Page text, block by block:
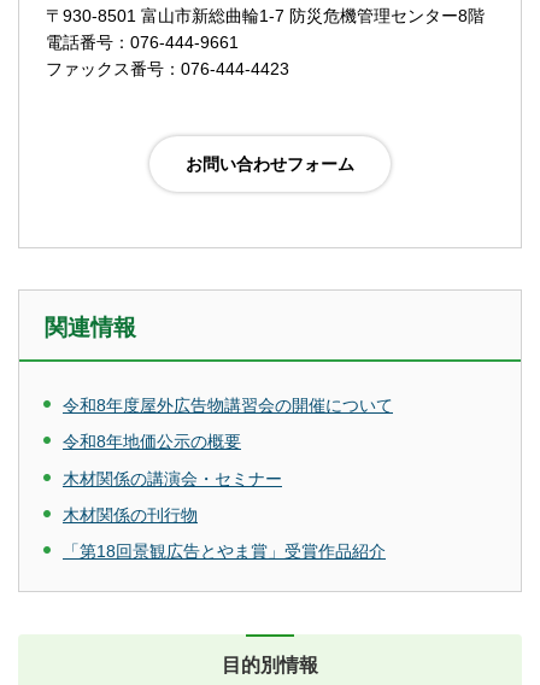
〒930-8501 富山市新総曲輪1-7 防災危機管理センター8階
電話番号：076-444-9661
ファックス番号：076-444-4423
関連情報
令和8年度屋外広告物講習会の開催について
令和8年地価公示の概要
木材関係の講演会・セミナー
木材関係の刊行物
「第18回景観広告とやま賞」受賞作品紹介
目的別情報